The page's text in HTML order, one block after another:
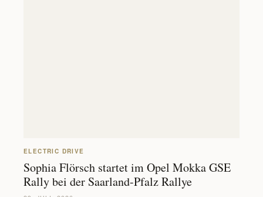
ELECTRIC DRIVE
Sophia Flörsch startet im Opel Mokka GSE
Rally bei der Saarland-Pfalz Rallye